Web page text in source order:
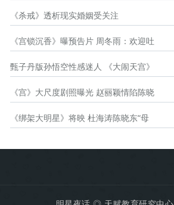
《杀戒》透析现实婚姻受关注
《宫锁沉香》曝预告片 周冬雨：欢迎吐
甄子丹版孙悟空性感迷人 《大闹天宫》
《宫》大尺度剧照曝光 赵丽颖情陷陈晓
《绑架大明星》将映 杜海涛陈晓东“母